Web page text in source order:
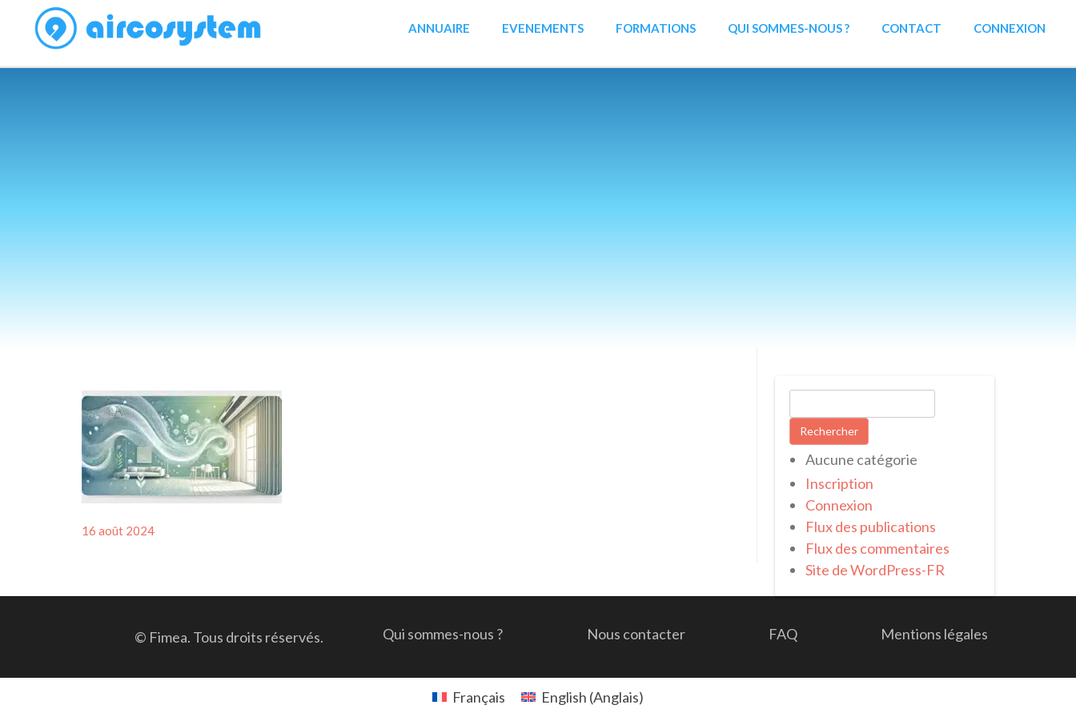
ANNUAIRE EVENEMENTS FORMATIONS QUI SOMMES-NOUS ? CONTACT CONNEXION
Posted
16 août 2024
Aucune catégorie
Inscription
Connexion
Flux des publications
Flux des commentaires
Site de WordPress-FR
© Fimea. Tous droits réservés. Qui sommes-nous ? Nous contacter FAQ Mentions légales
Français English (Anglais)